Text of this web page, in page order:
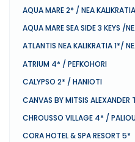
AQUA MARE 2* / NEA KALIKRATIA
AQUA MARE SEA SIDE 3 KEYS /
ATLANTIS NEA KALIKRATIA 1*/
ATRIUM 4* / PEFKOHORI
CALYPSO 2* / HANIOTI
CANVAS BY MITSIS
CHROUSSO VILLAGE 4* /
CORA HOTEL & SPA RESORT 5*